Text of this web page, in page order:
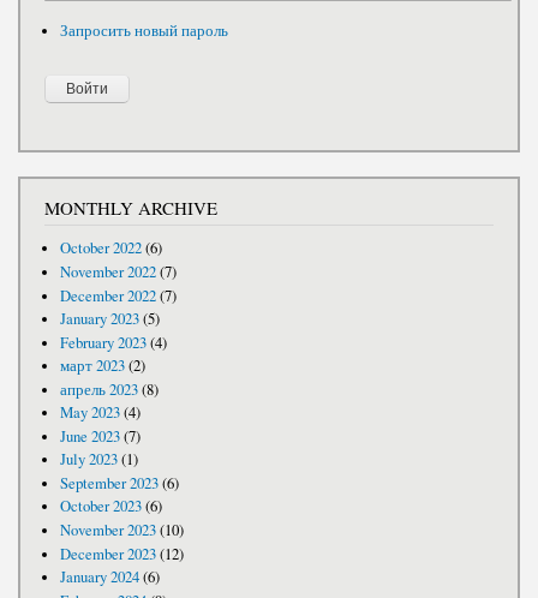
Запросить новый пароль
MONTHLY ARCHIVE
October 2022(6)
November 2022(7)
December 2022(7)
January 2023(5)
February 2023(4)
март 2023(2)
апрель 2023(8)
May 2023(4)
June 2023(7)
July 2023(1)
September 2023(6)
October 2023(6)
November 2023(10)
December 2023(12)
January 2024(6)